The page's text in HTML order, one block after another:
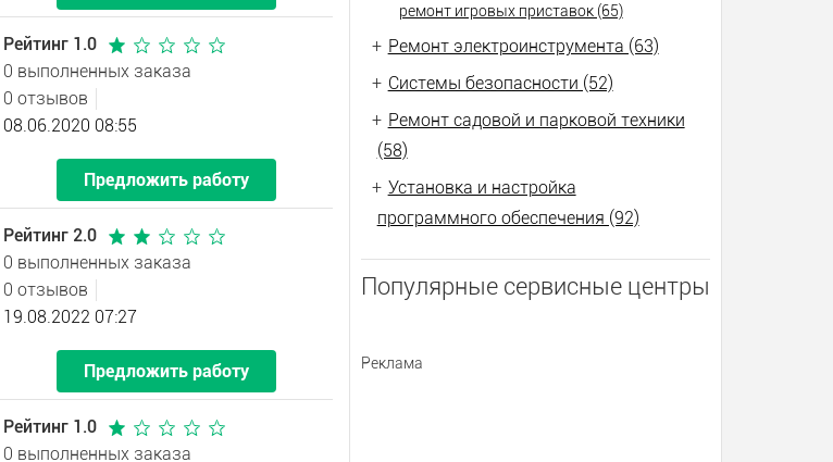
Рейтинг 1.0
0 выполненных заказа
0 отзывов
08.06.2020 08:55
Предложить работу
Рейтинг 2.0
0 выполненных заказа
0 отзывов
19.08.2022 07:27
Предложить работу
Рейтинг 1.0
0 выполненных заказа
ремонт игровых приставок (65)
+ Ремонт электроинструмента (63)
+ Системы безопасности (52)
+ Ремонт садовой и парковой техники
(58)
+ Установка и настройка
программного обеспечения (92)
Популярные сервисные центры
Реклама